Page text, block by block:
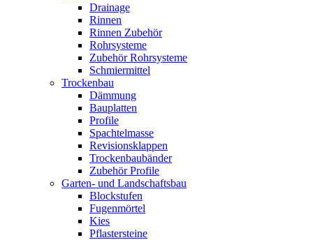
Drainage
Rinnen
Rinnen Zubehör
Rohrsysteme
Zubehör Rohrsysteme
Schmiermittel
Trockenbau
Dämmung
Bauplatten
Profile
Spachtelmasse
Revisionsklappen
Trockenbaubänder
Zubehör Profile
Garten- und Landschaftsbau
Blockstufen
Fugenmörtel
Kies
Pflastersteine